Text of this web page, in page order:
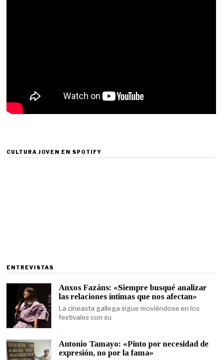
CULTURA JOVEN EN SPOTIFY
ENTREVISTAS
Anxos Fazáns: «Siempre busqué analizar
las relaciones íntimas que nos afectan»
La cineasta gallega sigue moviéndose en los
festivales con su
Antonio Tamayo: «Pinto por necesidad de
expresión, no por la fama»